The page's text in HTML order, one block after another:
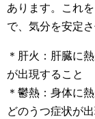
あります。これ
で、気分を安定
＊肝火：肝臓に
が出現すること
＊鬱熱：身体に
どのうつ症状が